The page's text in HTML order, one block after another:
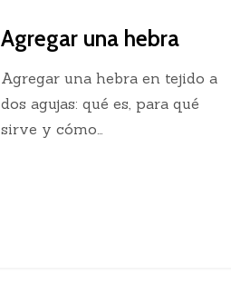
Agregar una hebra
Agregar una hebra en tejido a
dos agujas: qué es, para qué
sirve y cómo…